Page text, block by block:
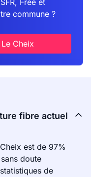
Free et
commune ?
Cheix
fibre actuel
est de 97%
doute
de